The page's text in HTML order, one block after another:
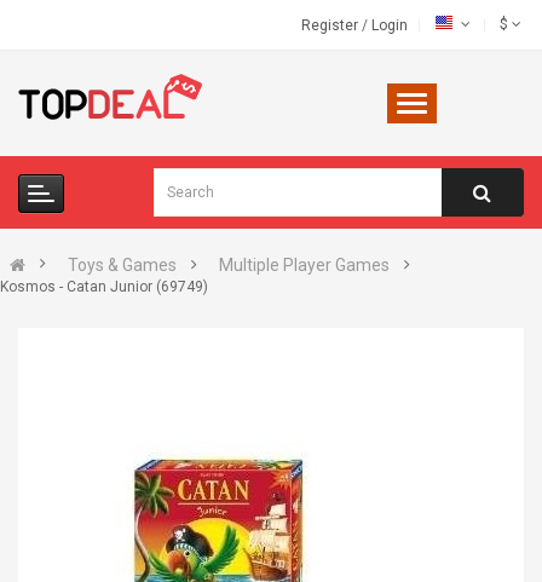
Register / Login $
Toys & Games Multiple Player Games
Kosmos - Catan Junior (69749)